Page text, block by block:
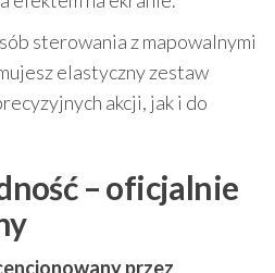
sterowania z mapowalnymi
elastyczny zestaw
akcji, jak i do
– oficjalnie
przez